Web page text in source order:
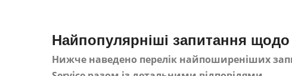
Найпопулярніші запитання щодо
Нижче наведено перелік найпоширеніших